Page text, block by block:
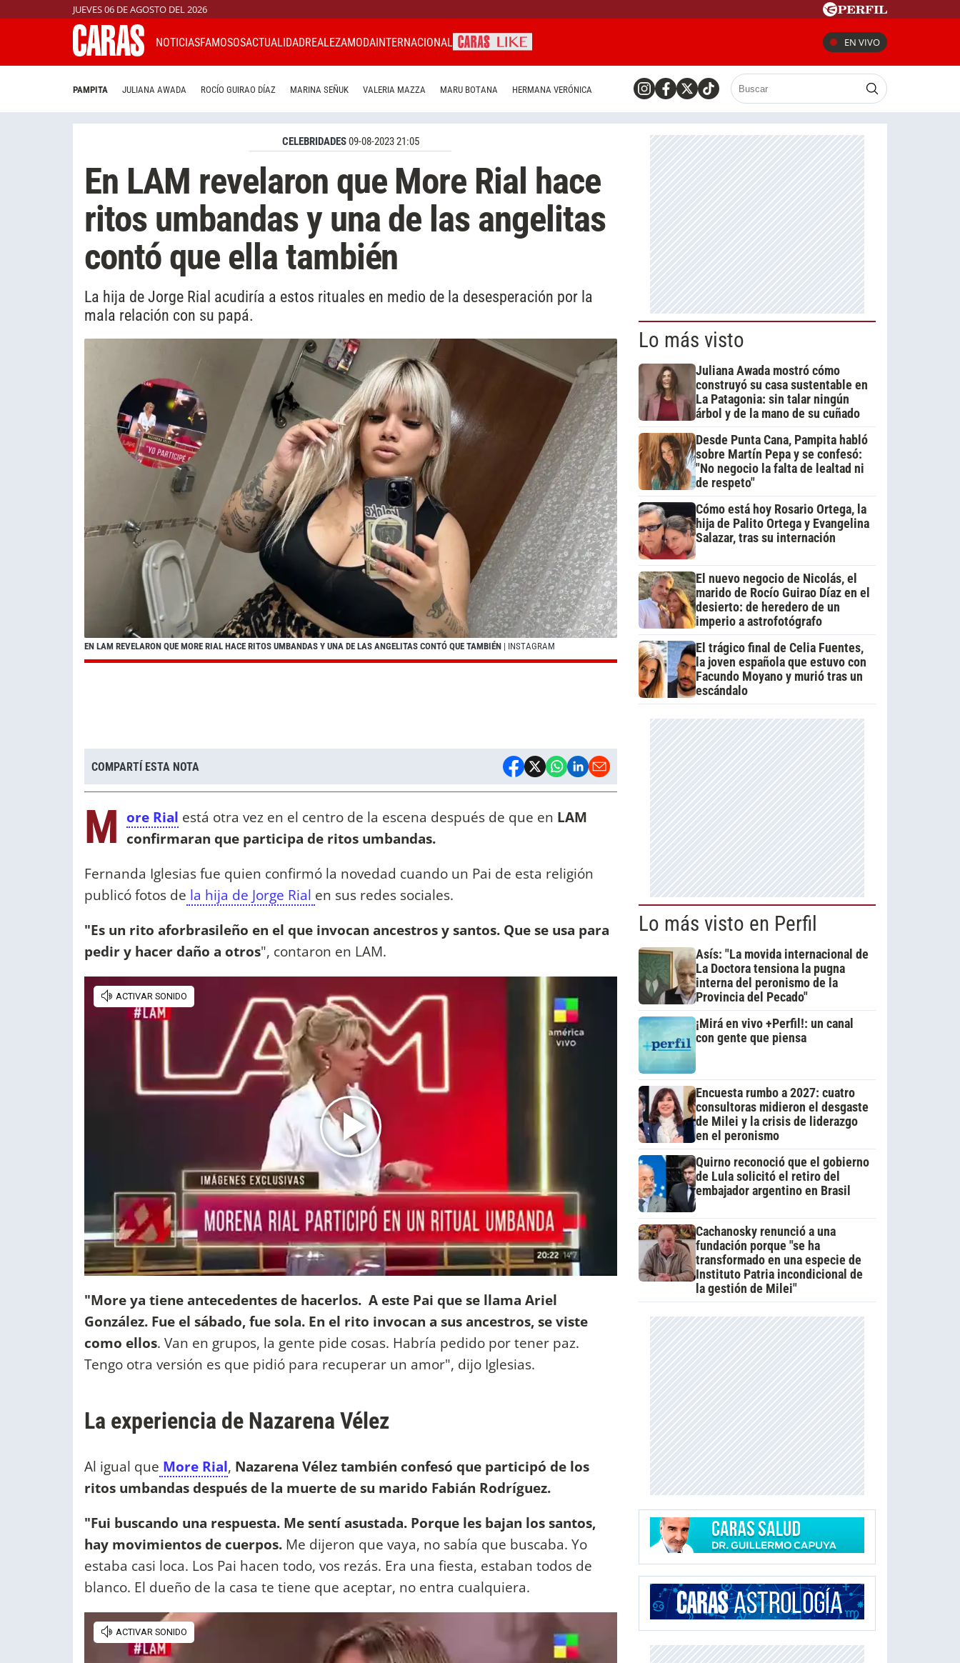
JUEVES 06 DE AGOSTO DEL 2026
NOTICIASFAMOSOSACTUALIDADREALEZAMODAINTERNACIONAL EN VIVO
PAMPITA JULIANA AWADA ROCÍO GUIRAO DÍAZ MARINA SEÑUK VALERIA MAZZA MARU BOTANA HERMANA VERÓNICA
CELEBRIDADES09-08-2023 21:05
En LAM revelaron que More Rial hace
ritos umbandas y una de las angelitas
contó que ella también
La hija de Jorge Rial acudiría a estos rituales en medio de la desesperación por la
mala relación con su papá.
EN LAM REVELARON QUE MORE RIAL HACE RITOS UMBANDAS Y UNA DE LAS ANGELITAS CONTÓ QUE TAMBIÉN | INSTAGRAM
COMPARTÍ ESTA NOTA
M ore Rial está otra vez en el centro de la escena después de que en LAM
confirmaran que participa de ritos umbandas.
Fernanda Iglesias fue quien confirmó la novedad cuando un Pai de esta religión
publicó fotos de la hija de Jorge Rial en sus redes sociales.
"Es un rito aforbrasileño en el que invocan ancestros y santos. Que se usa para
pedir y hacer daño a otros", contaron en LAM.
"More ya tiene antecedentes de hacerlos. A este Pai que se llama Ariel
González. Fue el sábado, fue sola. En el rito invocan a sus ancestros, se viste
como ellos. Van en grupos, la gente pide cosas. Habría pedido por tener paz.
Tengo otra versión es que pidió para recuperar un amor", dijo Iglesias.
La experiencia de Nazarena Vélez
Al igual que More Rial, Nazarena Vélez también confesó que participó de los
ritos umbandas después de la muerte de su marido Fabián Rodríguez.
"Fui buscando una respuesta. Me sentí asustada. Porque les bajan los santos,
hay movimientos de cuerpos. Me dijeron que vaya, no sabía que buscaba. Yo
estaba casi loca. Los Pai hacen todo, vos rezás. Era una fiesta, estaban todos de
blanco. El dueño de la casa te tiene que aceptar, no entra cualquiera.
Lo más visto
Juliana Awada mostró cómo
construyó su casa sustentable en
La Patagonia: sin talar ningún
árbol y de la mano de su cuñado
Desde Punta Cana, Pampita habló
sobre Martín Pepa y se confesó:
"No negocio la falta de lealtad ni
de respeto"
Cómo está hoy Rosario Ortega, la
hija de Palito Ortega y Evangelina
Salazar, tras su internación
El nuevo negocio de Nicolás, el
marido de Rocío Guirao Díaz en el
desierto: de heredero de un
imperio a astrofotógrafo
El trágico final de Celia Fuentes,
la joven española que estuvo con
Facundo Moyano y murió tras un
escándalo
Lo más visto en Perfil
Asís: "La movida internacional de
La Doctora tensiona la pugna
interna del peronismo de la
Provincia del Pecado"
¡Mirá en vivo +Perfil!: un canal
con gente que piensa
Encuesta rumbo a 2027: cuatro
consultoras midieron el desgaste
de Milei y la crisis de liderazgo
en el peronismo
Quirno reconoció que el gobierno
de Lula solicitó el retiro del
embajador argentino en Brasil
Cachanosky renunció a una
fundación porque "se ha
transformado en una especie de
Instituto Patria incondicional de
la gestión de Milei"